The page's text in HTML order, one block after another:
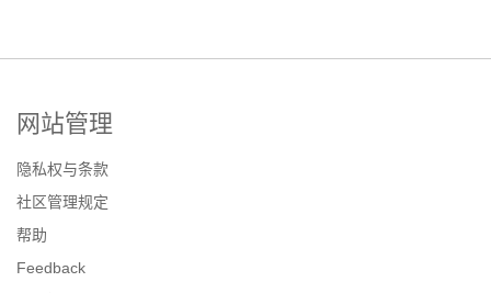
网站管理
隐私权与条款
社区管理规定
帮助
Feedback